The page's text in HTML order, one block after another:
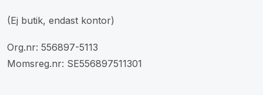
(Ej butik, endast kontor)
Org.nr: 556897-5113
Momsreg.nr: SE556897511301